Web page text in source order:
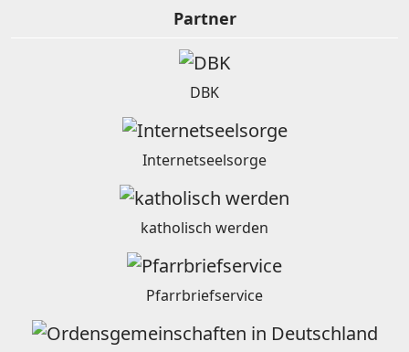
Partner
DBK
Internetseelsorge
katholisch werden
Pfarrbriefservice